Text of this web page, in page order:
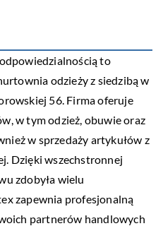
to
odzieży z siedzibą w
56. Firma oferuje
w tym odzież, obuwie oraz
w sprzedaży artykułów z
Dzięki wszechstronnej
zdobyła wielu
zapewnia profesjonalną
partnerów handlowych